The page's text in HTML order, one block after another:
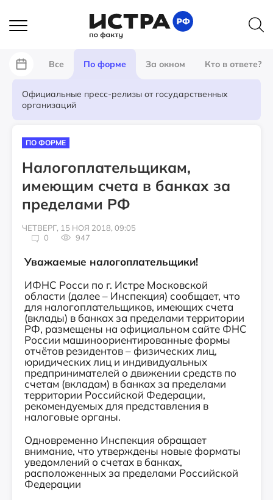
Все По форме За окном Кто в ответе?
Официальные пресс-релизы от государственных
организаций
ПО ФОРМЕ
Налогоплательщикам,
имеющим счета в банках за
пределами РФ
ЧЕТВЕРГ, 15 НОЯ 2018, 09:05
0
947
Уважаемые налогоплательщики!
ИФНС Росси по г. Истре Московской
области (далее – Инспекция) сообщает, что
для налогоплательщиков, имеющих счета
(вклады) в банках за пределами территории
РФ, размещены на официальном сайте ФНС
России машиноориентированные формы
отчётов резидентов – физических лиц,
юридических лиц и индивидуальных
предпринимателей о движении средств по
счетам (вкладам) в банках за пределами
территории Российской Федерации,
рекомендуемых для представления в
налоговые органы.
Одновременно Инспекция обращает
внимание, что утверждены новые форматы
уведомлений о счетах в банках,
расположенных за пределами Российской
Федерации